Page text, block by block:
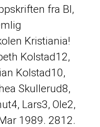
fra BI,
Kristiania!
Kolstad12,
Kolstad10,
Skullerud8,
Lars3, Ole2,
1989. 2812.